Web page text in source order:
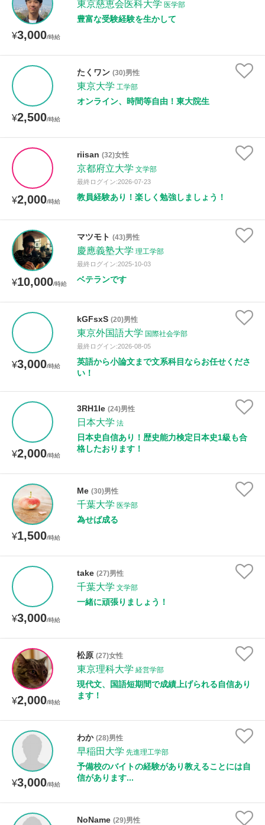
¥3,000/時給
東京慈恵会医科大学 医学部
豊富な受験経験を生かして
¥2,500/時給
たくワン (30)男性
東京大学 工学部
オンライン、時間等自由！東大院生
¥2,000/時給
riisan (32)女性
京都府立大学 文学部
最終ログイン:2026-07-23
教員経験あり！楽しく勉強しましょう！
¥10,000/時給
マツモト (43)男性
慶應義塾大学 理工学部
最終ログイン:2025-10-03
ベテランです
¥3,000/時給
kGFsxS (20)男性
東京外国語大学 国際社会学部
最終ログイン:2026-08-05
英語から小論文まで文系科目ならお任せくださ
い！
¥2,000/時給
3RH1Ie (24)男性
日本大学 法
日本史自信あり！歴史能力検定日本史1級も合
格したおります！
¥1,500/時給
Me (30)男性
千葉大学 医学部
為せば成る
¥3,000/時給
take (27)男性
千葉大学 文学部
一緒に頑張りましょう！
¥2,000/時給
松原 (27)女性
東京理科大学 経営学部
現代文、国語短期間で成績上げられる自信あり
ます！
¥3,000/時給
わか (28)男性
早稲田大学 先進理工学部
予備校のバイトの経験があり教えることには自
信があります...
NoName (29)男性
距離：15km以内
年齢：18-101歳